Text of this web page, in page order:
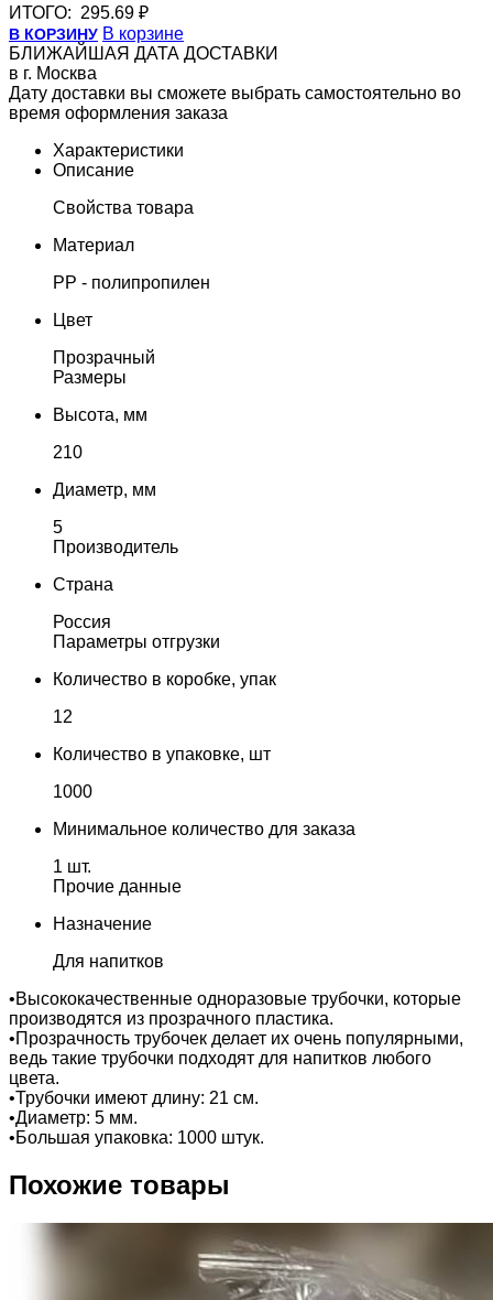
ИТОГО: 295.69 ₽
В КОРЗИНУ В корзине
БЛИЖАЙШАЯ ДАТА ДОСТАВКИ
в г. Москва
Дату доставки вы сможете выбрать самостоятельно во
время оформления заказа
Характеристики
Описание
Свойства товара
Материал
PP - полипропилен
Цвет
Прозрачный
Размеры
Высота, мм
210
Диаметр, мм
5
Производитель
Страна
Россия
Параметры отгрузки
Количество в коробке, упак
12
Количество в упаковке, шт
1000
Минимальное количество для заказа
1 шт.
Прочие данные
Назначение
Для напитков
•Высококачественные одноразовые трубочки, которые
производятся из прозрачного пластика.
•Прозрачность трубочек делает их очень популярными,
ведь такие трубочки подходят для напитков любого
цвета.
•Трубочки имеют длину: 21 см.
•Диаметр: 5 мм.
•Большая упаковка: 1000 штук.
Похожие товары